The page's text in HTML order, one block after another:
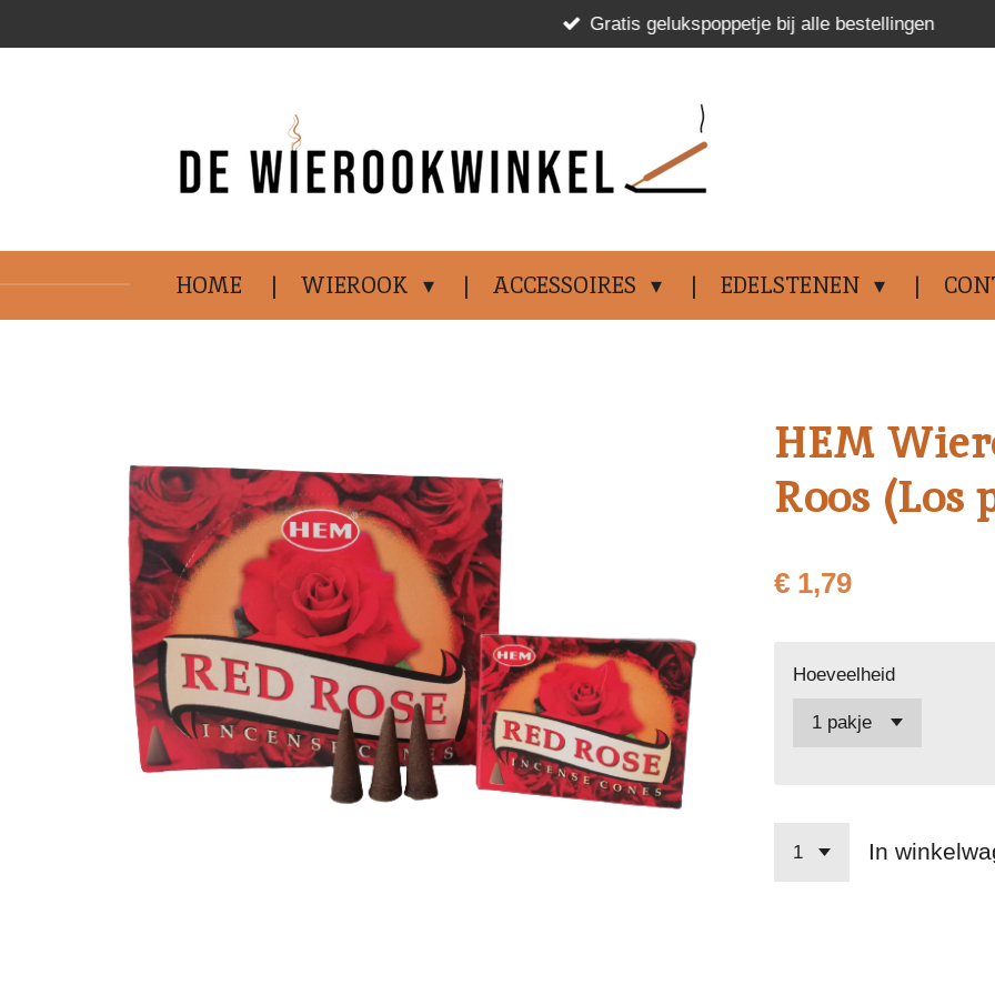
direct
Gratis gelukspoppetje bij alle bestellingen
HOME WIEROOK ACCESSOIRES EDELSTENEN
HEM
Roos (Los
€ 1,79
Hoeveelheid
In